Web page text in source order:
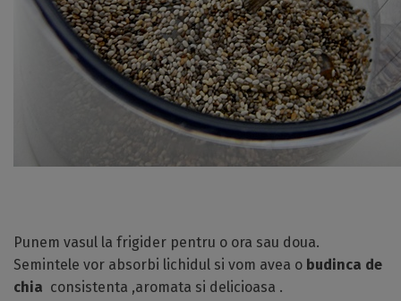
Punem vasul la frigider pentru o ora sau doua.
Semintele vor absorbi lichidul si vom avea o budinca de
chia consistenta ,aromata si delicioasa .